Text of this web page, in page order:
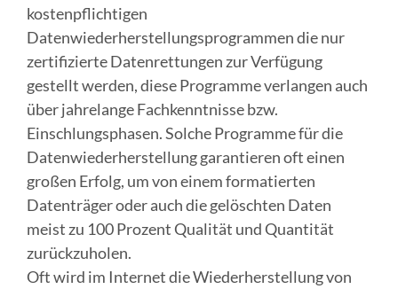
kostenpflichtigen
Datenwiederherstellungsprogrammen die nur
zertifizierte Datenrettungen zur Verfügung
gestellt werden, diese Programme verlangen auch
über jahrelange Fachkenntnisse bzw.
Einschlungsphasen. Solche Programme für die
Datenwiederherstellung garantieren oft einen
großen Erfolg, um von einem formatierten
Datenträger oder auch die gelöschten Daten
meist zu 100 Prozent Qualität und Quantität
zurückzuholen.
Oft wird im Internet die Wiederherstellung von